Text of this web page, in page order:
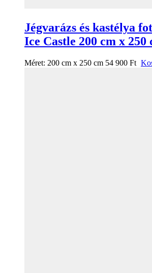
Jégvarázs és kastélya
Ice Castle 200 cm x 250
Méret: 200 cm x 250 cm 54 900 Ft